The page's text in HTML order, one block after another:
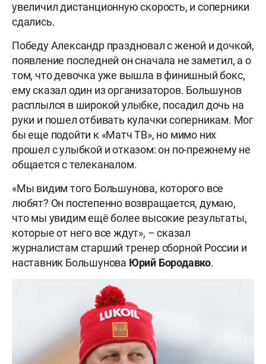
увеличил дистанционную скорость, и соперники
сдались.
Победу Александр праздновал с женой и дочкой,
появление последней он сначала не заметил, а о
том, что девочка уже вышла в финишный бокс,
ему сказал один из организаторов. Большунов
расплылся в широкой улыбке, посадил дочь на
руки и пошел отбивать кулачки соперникам. Мог
бы еще подойти к «Матч ТВ», но мимо них
прошел с улыбкой и отказом: он по-прежнему не
общается с телеканалом.
«Мы видим того Большунова, которого все
любят? Он постепенно возвращается, думаю,
что мы увидим ещё более высокие результаты,
которые от него все ждут», – сказал
журналистам старший тренер сборной России и
наставник Большунова Юрий Бородавко.